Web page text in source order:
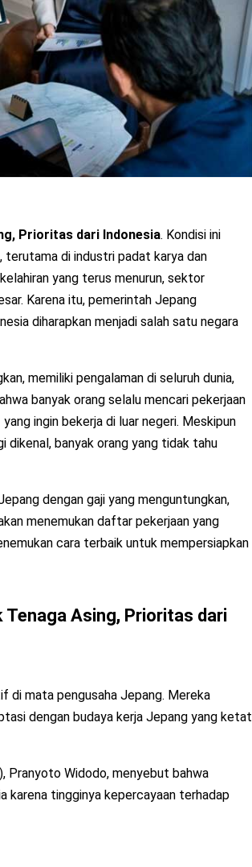
Prioritas dari Indonesia. Kondisi ini
terutama di industri padat karya dan
yang terus menurun, sektor
Karena itu, pemerintah Jepang
diharapkan menjadi salah satu negara
memiliki pengalaman di seluruh dunia,
banyak orang selalu mencari pekerjaan
ingin bekerja di luar negeri. Meskipun
dikenal, banyak orang yang tidak tahu
dengan gaji yang menguntungkan,
menemukan daftar pekerjaan yang
cara terbaik untuk mempersiapkan
Tenaga Asing, Prioritas dari
di mata pengusaha Jepang. Mereka
dengan budaya kerja Jepang yang ketat
Pranyoto Widodo, menyebut bahwa
karena tingginya kepercayaan terhadap